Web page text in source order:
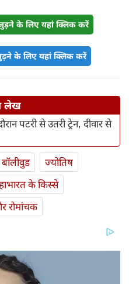
के लिए यहां क्लिक करें
के लिए यहां क्लिक करें
लेख
पटरी से उतरी ट्रेन, दीवार से
बॉलीवुड
ज्योतिष
के किस्से
रोमांचक